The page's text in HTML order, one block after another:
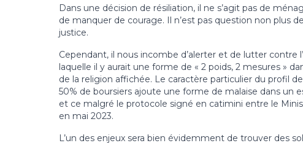
Dans une décision de résiliation, il ne s’agit pas de
de manquer de courage. Il n’est pas question non plus
justice.
Cependant, il nous incombe d’alerter et de lutter contre
laquelle il y aurait une forme de « 2 poids, 2 mesures »
de la religion affichée. Le caractère particulier du profil
50% de boursiers ajoute une forme de malaise dans un
et ce malgré le protocole signé en catimini entre le
en mai 2023.
L’un des enjeux sera bien évidemment de trouver des